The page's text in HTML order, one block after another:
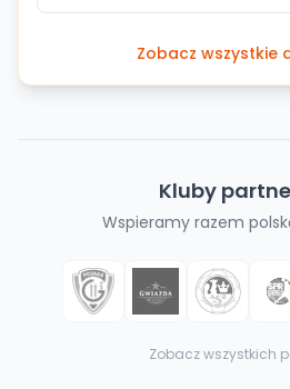
Zobacz wszystkie
Kluby
Wspieramy razem
Zobacz wszystkich